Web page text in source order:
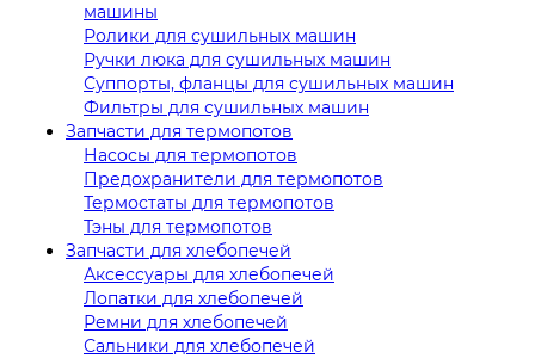
машины
Ролики для сушильных машин
Ручки люка для сушильных машин
Суппорты, фланцы для сушильных машин
Фильтры для сушильных машин
Запчасти для термопотов
Насосы для термопотов
Предохранители для термопотов
Термостаты для термопотов
Тэны для термопотов
Запчасти для хлебопечей
Аксессуары для хлебопечей
Лопатки для хлебопечей
Ремни для хлебопечей
Сальники для хлебопечей